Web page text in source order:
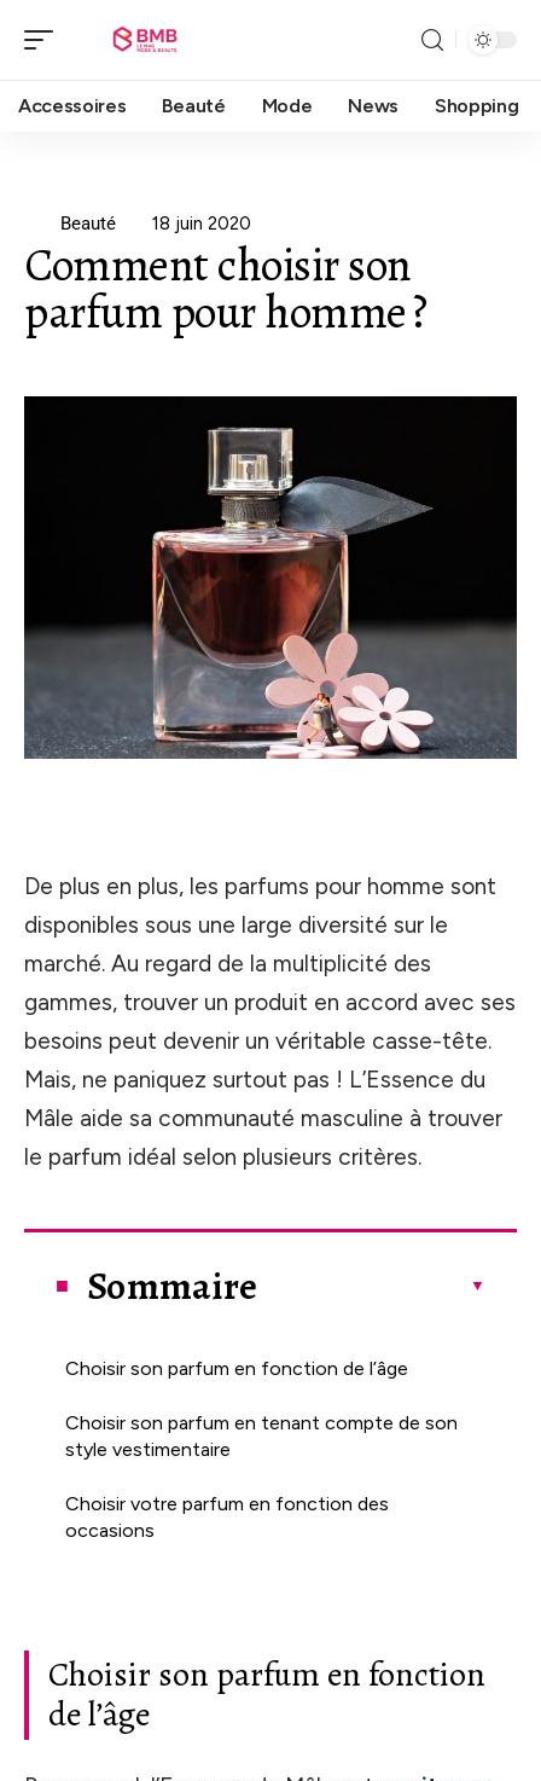
Accessoires Beauté Mode News Shopping
Beauté 18 juin 2020
Comment choisir son
parfum pour homme ?
De plus en plus, les parfums pour homme sont
disponibles sous une large diversité sur le
marché. Au regard de la multiplicité des
gammes, trouver un produit en accord avec ses
besoins peut devenir un véritable casse-tête.
Mais, ne paniquez surtout pas ! L’Essence du
Mâle aide sa communauté masculine à trouver
le parfum idéal selon plusieurs critères.
Sommaire
Choisir son parfum en fonction de l’âge
Choisir son parfum en tenant compte de son
style vestimentaire
Choisir votre parfum en fonction des
occasions
Choisir son parfum en fonction
de l’âge